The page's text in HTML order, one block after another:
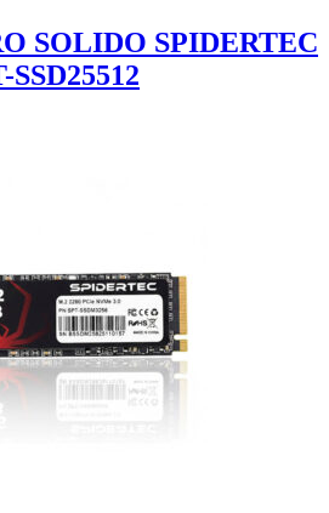
SOLIDO SPIDERTEC
SSD25512